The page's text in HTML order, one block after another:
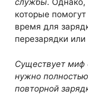
службы. Однако,
которые
время для
перезарядки
Существует миф
нужно
повторной